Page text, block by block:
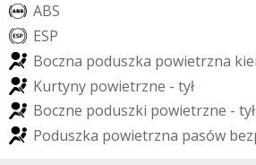
ABS
ESP
Boczna poduszka powietrzna kie
Kurtyny powietrzne - tył
Boczne poduszki powietrzne - tył
Poduszka powietrzna pasów bez